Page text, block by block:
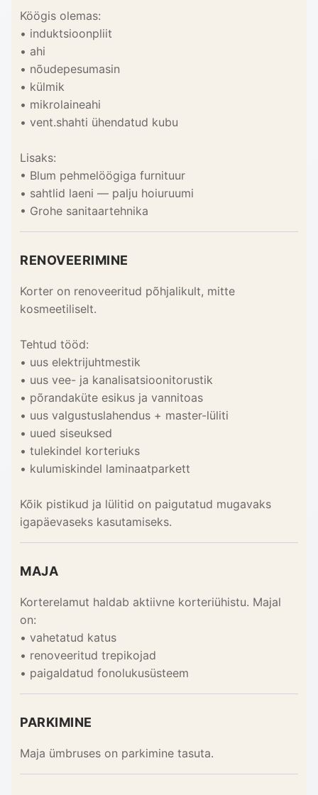
Köögis olemas:
• induktsioonpliit
• ahi
• nõudepesumasin
• külmik
• mikrolaineahi
• vent.shahti ühendatud kubu
Lisaks:
• Blum pehmelöögiga furnituur
• sahtlid laeni — palju hoiuruumi
• Grohe sanitaartehnika
RENOVEERIMINE
Korter on renoveeritud põhjalikult, mitte
kosmeetiliselt.
Tehtud tööd:
• uus elektrijuhtmestik
• uus vee- ja kanalisatsioonitorustik
• põrandaküte esikus ja vannitoas
• uus valgustuslahendus + master-lüliti
• uued siseuksed
• tulekindel korteriuks
• kulumiskindel laminaatparkett
Kõik pistikud ja lülitid on paigutatud mugavaks
igapäevaseks kasutamiseks.
MAJA
Korterelamut haldab aktiivne korteriühistu. Majal
on:
• vahetatud katus
• renoveeritud trepikojad
• paigaldatud fonolukusüsteem
PARKIMINE
Maja ümbruses on parkimine tasuta.